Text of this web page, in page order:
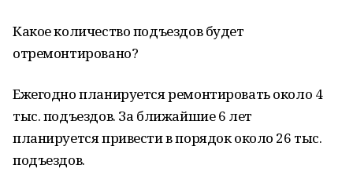
Какое количество подъездов будет
отремонтировано?
Ежегодно планируется ремонтировать около 4
тыс. подъездов. За ближайшие 6 лет
планируется привести в порядок около 26 тыс.
подъездов.